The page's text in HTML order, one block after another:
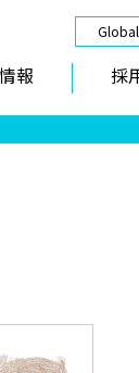
Global
報 採